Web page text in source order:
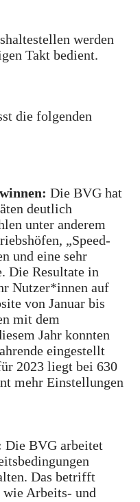
werden
Takt bedient.
die folgenden
Die BVG hat
deutlich
unter anderem
„Speed-
und eine sehr
Die Resultate in
Nutzer*innen auf
von Januar bis
mit dem
Jahr konnten
eingestellt
2023 liegt bei 630
mehr Einstellungen
Die BVG arbeitet
Das betrifft
wie Arbeits- und